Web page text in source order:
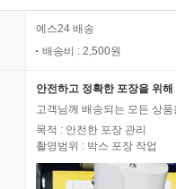
예스24 배송
배송비 : 2,500원
안전하고 정확한 포장을 위
고객님께 배송되는 모든 상
목적 : 안전한 포장 관리
촬영범위 : 박스 포장 작업